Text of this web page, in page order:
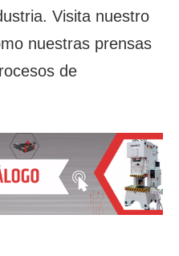
Visita nuestro
nuestras prensas
de